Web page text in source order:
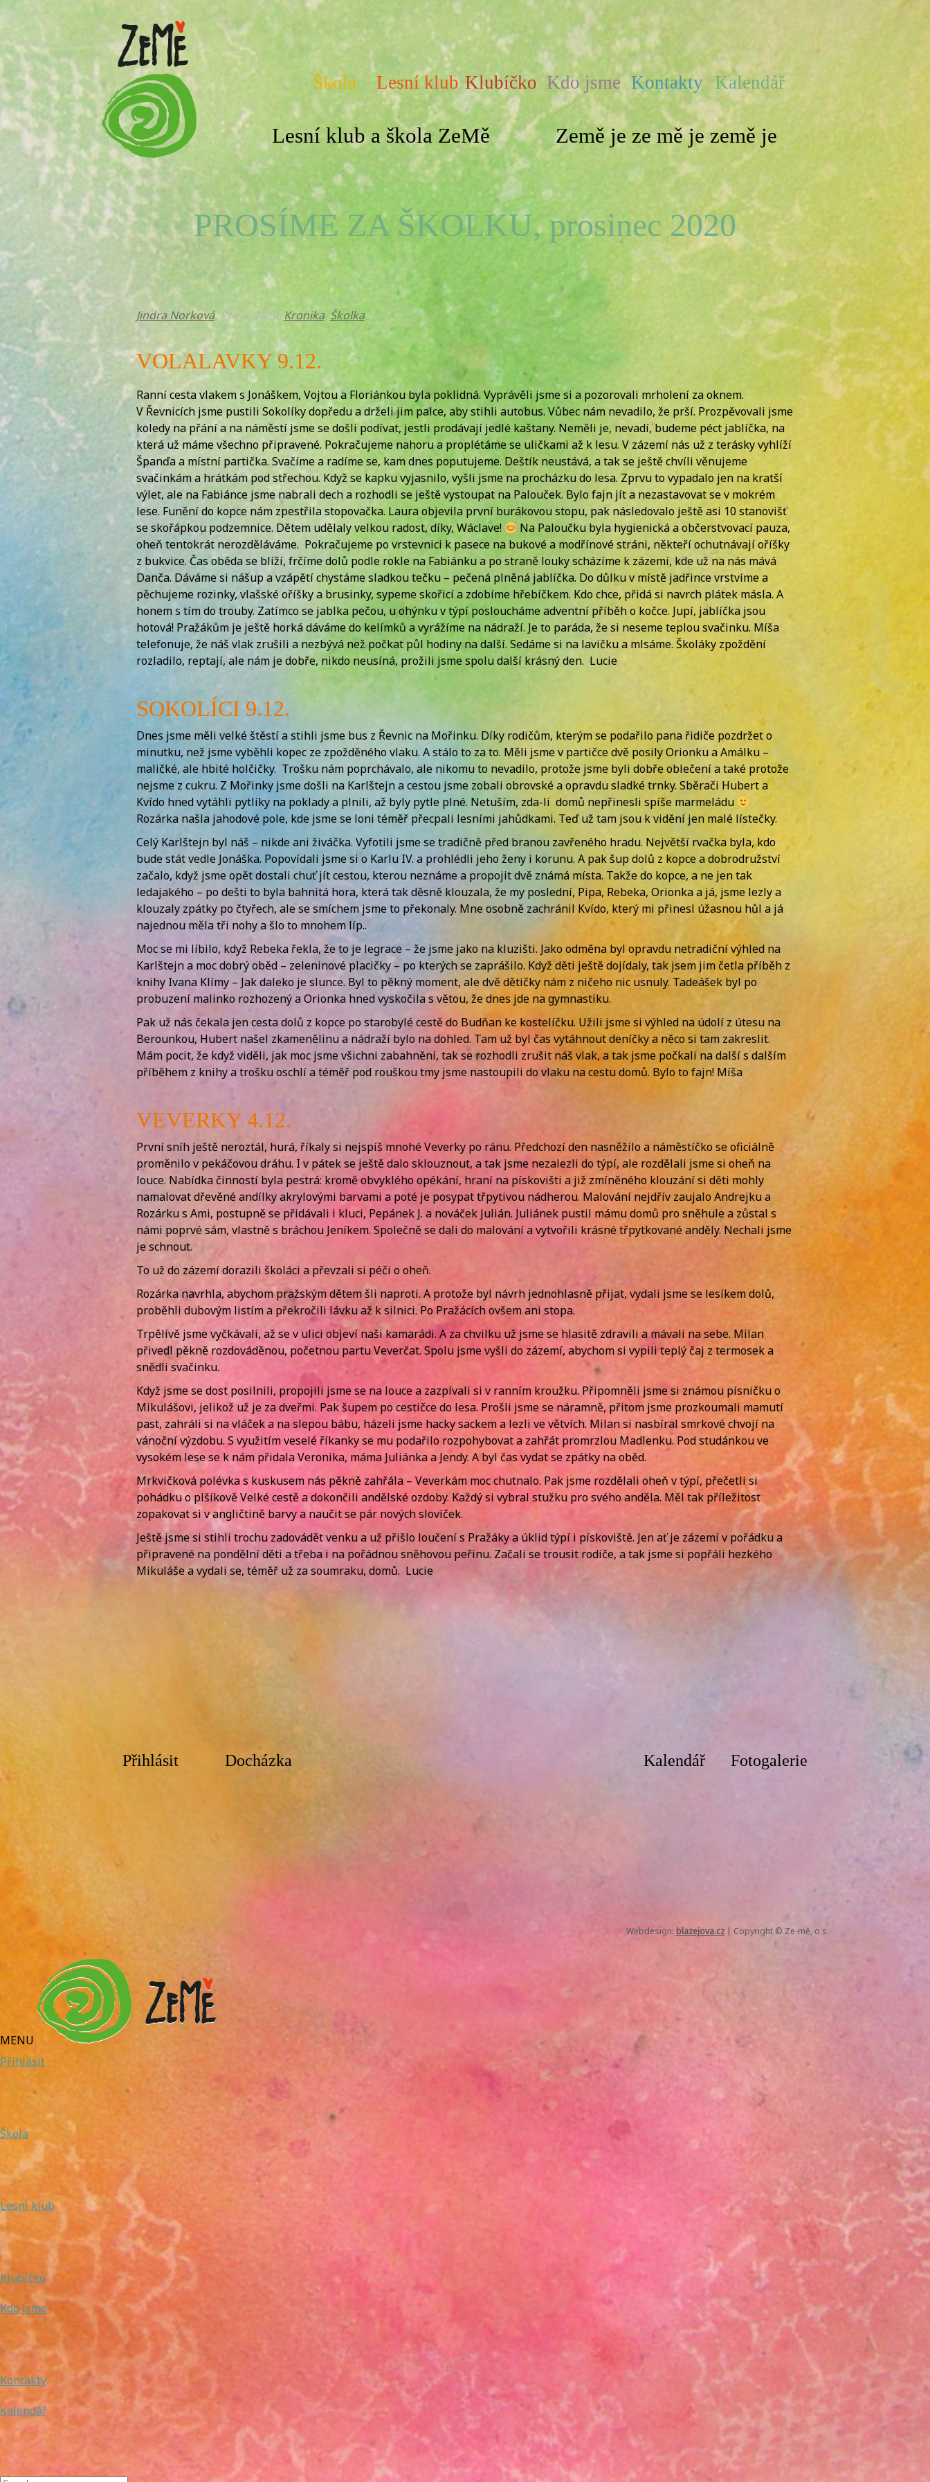
Škola Lesní klub Klubíčko Kdo jsme Kontakty Kalendář
Lesní klub a škola ZeMě Země je ze mě je země je
PROSÍME ZA ŠKOLKU, prosinec 2020
Jindra Norková, Pro 8, 2020, Kronika, Školka
VOLALAVKY 9.12.
Ranní cesta vlakem s Jonáškem, Vojtou a Floriánkou byla poklidná. Vyprávěli jsme si a pozorovali mrholení za oknem.
V Řevnicích jsme pustili Sokolíky dopředu a drželi jim palce, aby stihli autobus. Vůbec nám nevadilo, že prší. Prozpěvovali jsme
koledy na přání a na náměstí jsme se došli podívat, jestli prodávají jedlé kaštany. Neměli je, nevadí, budeme péct jablíčka, na
která už máme všechno připravené. Pokračujeme nahoru a proplétáme se uličkami až k lesu. V zázemí nás už z terásky vyhlíží
Španďa a místní partička. Svačíme a radíme se, kam dnes poputujeme. Deštík neustává, a tak se ještě chvíli věnujeme
svačinkám a hrátkám pod střechou. Když se kapku vyjasnilo, vyšli jsme na procházku do lesa. Zprvu to vypadalo jen na kratší
výlet, ale na Fabiánce jsme nabrali dech a rozhodli se ještě vystoupat na Palouček. Bylo fajn jít a nezastavovat se v mokrém
lese. Funění do kopce nám zpestřila stopovačka. Laura objevila první burákovou stopu, pak následovalo ještě asi 10 stanovišť
se skořápkou podzemnice. Dětem udělaly velkou radost, díky, Wáclave!
Na Paloučku byla hygienická a občerstvovací pauza,
oheň tentokrát nerozděláváme. Pokračujeme po vrstevnici k pasece na bukové a modřínové stráni, někteří ochutnávají oříšky
z bukvice. Čas oběda se blíží, frčíme dolů podle rokle na Fabiánku a po straně louky scházíme k zázemí, kde už na nás mává
Danča. Dáváme si nášup a vzápětí chystáme sladkou tečku – pečená plněná jablíčka. Do důlku v místě jadřince vrstvíme a
pěchujeme rozinky, vlašské oříšky a brusinky, sypeme skořicí a zdobíme hřebíčkem. Kdo chce, přidá si navrch plátek másla. A
honem s tím do trouby. Zatímco se jablka pečou, u ohýnku v týpí posloucháme adventní příběh o kočce. Jupí, jablíčka jsou
hotová! Pražákům je ještě horká dáváme do kelímků a vyrážíme na nádraží. Je to paráda, že si neseme teplou svačinku. Míša
telefonuje, že náš vlak zrušili a nezbývá než počkat půl hodiny na další. Sedáme si na lavičku a mlsáme. Školáky zpoždění
rozladilo, reptají, ale nám je dobře, nikdo neusíná, prožili jsme spolu další krásný den. Lucie
SOKOLÍCI 9.12.
Dnes jsme měli velké štěstí a stihli jsme bus z Řevnic na Mořinku. Díky rodičům, kterým se podařilo pana řidiče pozdržet o
minutku, než jsme vyběhli kopec ze zpožděného vlaku. A stálo to za to. Měli jsme v partičce dvě posily Orionku a Amálku –
maličké, ale hbité holčičky. Trošku nám poprchávalo, ale nikomu to nevadilo, protože jsme byli dobře oblečení a také protože
nejsme z cukru. Z Mořinky jsme došli na Karlštejn a cestou jsme zobali obrovské a opravdu sladké trnky. Sběrači Hubert a
Kvído hned vytáhli pytlíky na poklady a plnili, až byly pytle plné. Netuším, zda-li domů nepřinesli spíše marmeládu
Rozárka našla jahodové pole, kde jsme se loni téměř přecpali lesními jahůdkami. Teď už tam jsou k vidění jen malé lístečky.
Celý Karlštejn byl náš – nikde ani živáčka. Vyfotili jsme se tradičně před branou zavřeného hradu. Největší rvačka byla, kdo
bude stát vedle Jonáška. Popovídali jsme si o Karlu IV. a prohlédli jeho ženy i korunu. A pak šup dolů z kopce a dobrodružství
začalo, když jsme opět dostali chuť jít cestou, kterou neznáme a propojit dvě známá místa. Takže do kopce, a ne jen tak
ledajakého – po dešti to byla bahnitá hora, která tak děsně klouzala, že my poslední, Pipa, Rebeka, Orionka a já, jsme lezly a
klouzaly zpátky po čtyřech, ale se smíchem jsme to překonaly. Mne osobně zachránil Kvído, který mi přinesl úžasnou hůl a já
najednou měla tři nohy a šlo to mnohem líp..
Moc se mi líbilo, když Rebeka řekla, že to je legrace – že jsme jako na kluzišti. Jako odměna byl opravdu netradiční výhled na
Karlštejn a moc dobrý oběd – zeleninové placičky – po kterých se zaprášilo. Když děti ještě dojídaly, tak jsem jim četla příběh z
knihy Ivana Klímy – Jak daleko je slunce. Byl to pěkný moment, ale dvě dětičky nám z ničeho nic usnuly. Tadeášek byl po
probuzení malinko rozhozený a Orionka hned vyskočila s větou, že dnes jde na gymnastiku.
Pak už nás čekala jen cesta dolů z kopce po starobylé cestě do Budňan ke kostelíčku. Užili jsme si výhled na údolí z útesu na
Berounkou, Hubert našel zkamenělinu a nádraží bylo na dohled. Tam už byl čas vytáhnout deníčky a něco si tam zakreslit.
Mám pocit, že když viděli, jak moc jsme všichni zabahnění, tak se rozhodli zrušit náš vlak, a tak jsme počkali na další s dalším
příběhem z knihy a trošku oschlí a téměř pod rouškou tmy jsme nastoupili do vlaku na cestu domů. Bylo to fajn! Míša
VEVERKY 4.12.
První sníh ještě neroztál, hurá, říkaly si nejspíš mnohé Veverky po ránu. Předchozí den nasněžilo a náměstíčko se oficiálně
proměnilo v pekáčovou dráhu. I v pátek se ještě dalo sklouznout, a tak jsme nezalezli do týpí, ale rozdělali jsme si oheň na
louce. Nabídka činností byla pestrá: kromě obvyklého opékání, hraní na pískovišti a již zmíněného klouzání si děti mohly
namalovat dřevěné andílky akrylovými barvami a poté je posypat třpytivou nádherou. Malování nejdřív zaujalo Andrejku a
Rozárku s Ami, postupně se přidávali i kluci, Pepánek J. a nováček Julián. Juliánek pustil mámu domů pro sněhule a zůstal s
námi poprvé sám, vlastně s bráchou Jeníkem. Společně se dali do malování a vytvořili krásné třpytkované anděly. Nechali jsme
je schnout.
To už do zázemí dorazili školáci a převzali si péči o oheň.
Rozárka navrhla, abychom pražským dětem šli naproti. A protože byl návrh jednohlasně přijat, vydali jsme se lesíkem dolů,
proběhli dubovým listím a překročili lávku až k silnici. Po Pražácích ovšem ani stopa.
Trpělivě jsme vyčkávali, až se v ulici objeví naši kamarádi. A za chvilku už jsme se hlasitě zdravili a mávali na sebe. Milan
přivedl pěkně rozdováděnou, početnou partu Veverčat. Spolu jsme vyšli do zázemí, abychom si vypili teplý čaj z termosek a
snědli svačinku.
Když jsme se dost posilnili, propojili jsme se na louce a zazpívali si v ranním kroužku. Připomněli jsme si známou písničku o
Mikulášovi, jelikož už je za dveřmi. Pak šupem po cestičce do lesa. Prošli jsme se náramně, přitom jsme prozkoumali mamutí
past, zahráli si na vláček a na slepou bábu, házeli jsme hacky sackem a lezli ve větvích. Milan si nasbíral smrkové chvojí na
vánoční výzdobu. S využitím veselé říkanky se mu podařilo rozpohybovat a zahřát promrzlou Madlenku. Pod studánkou ve
vysokém lese se k nám přidala Veronika, máma Juliánka a Jendy. A byl čas vydat se zpátky na oběd.
Mrkvičková polévka s kuskusem nás pěkně zahřála – Veverkám moc chutnalo. Pak jsme rozdělali oheň v týpí, přečetli si
pohádku o plšíkově Velké cestě a dokončili andělské ozdoby. Každý si vybral stužku pro svého anděla. Měl tak příležitost
zopakovat si v angličtině barvy a naučit se pár nových slovíček.
Ještě jsme si stihli trochu zadovádět venku a už přišlo loučení s Pražáky a úklid týpí i pískoviště. Jen ať je zázemí v pořádku a
připravené na pondělní děti a třeba i na pořádnou sněhovou peřinu. Začali se trousit rodiče, a tak jsme si popřáli hezkého
Mikuláše a vydali se, téměř už za soumraku, domů. Lucie
Kalendář Fotogalerie
Přihlásit Docházka
Webdesign: blazejova.cz| Copyright © Ze-mě, o.s.
MENU
Přihlásit
Škola
Lesní klub
Klubíčko
Kdo jsme
Kontakty
Kalendář